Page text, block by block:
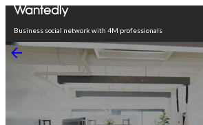
Business social network with 4M professionals